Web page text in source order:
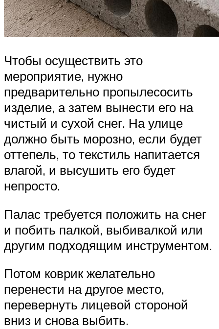
Чтобы осуществить это
мероприятие, нужно
предварительно пропылесосить
изделие, а затем вынести его на
чистый и сухой снег. На улице
должно быть морозно, если будет
оттепель, то текстиль напитается
влагой, и высушить его будет
непросто.
Палас требуется положить на снег
и побить палкой, выбивалкой или
другим подходящим инструментом.
Потом коврик желательно
перенести на другое место,
перевернуть лицевой стороной
вниз и снова выбить.